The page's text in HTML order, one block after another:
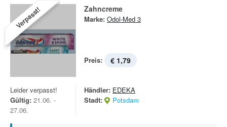
Verpasst! Zahncreme
Marke: Odol-Med 3
Preis: € 1,79
Leider verpasst!
Gültig: 21.06. -
27.06.
Händler: EDEKA
Stadt:
Potsdam